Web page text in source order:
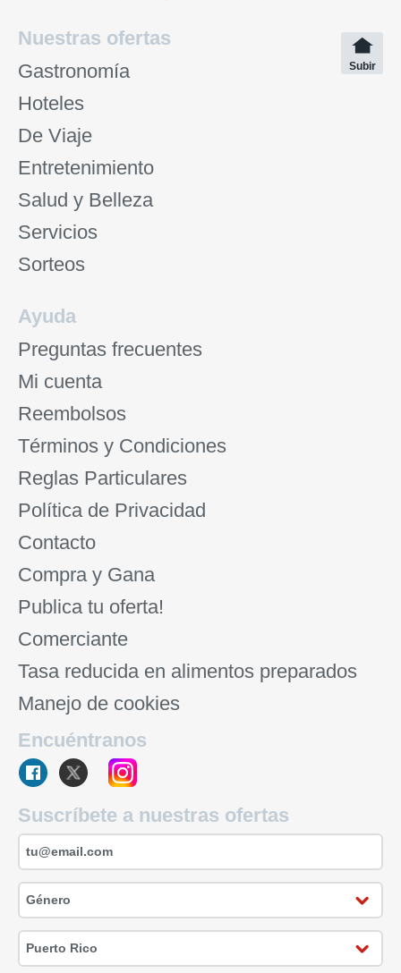
Nuestras ofertas
Gastronomía
Hoteles
De Viaje
Entretenimiento
Salud y Belleza
Servicios
Sorteos
Subir
Ayuda
Preguntas frecuentes
Mi cuenta
Reembolsos
Términos y Condiciones
Reglas Particulares
Política de Privacidad
Contacto
Compra y Gana
Publica tu oferta!
Comerciante
Tasa reducida en alimentos preparados
Manejo de cookies
Encuéntranos
Suscríbete a nuestras ofertas